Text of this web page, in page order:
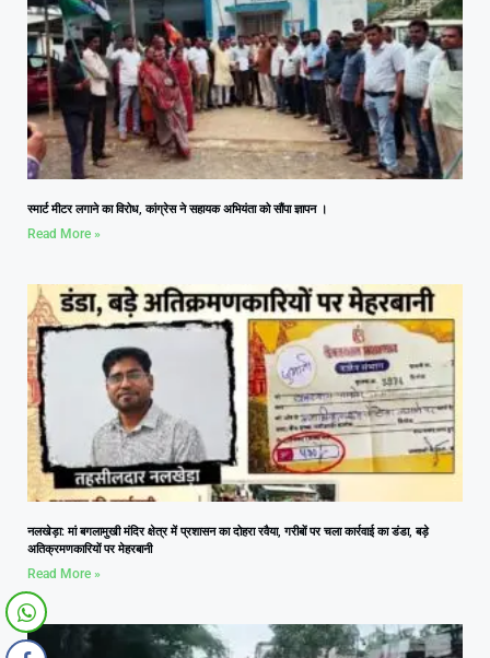
स्मार्ट मीटर लगाने का विरोध, कांग्रेस ने सहायक अभियंता को सौंपा ज्ञापन ।
Read More »
नलखेड़ा: मां बगलामुखी मंदिर क्षेत्र में प्रशासन का दोहरा रवैया, गरीबों पर चला कार्रवाई का डंडा, बड़े
अतिक्रमणकारियों पर मेहरबानी
Read More »